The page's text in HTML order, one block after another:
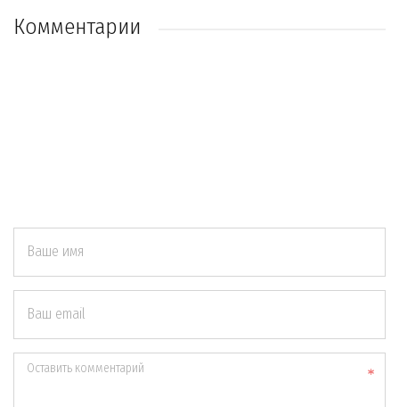
Комментарии
Ваше имя
Ваш email
Оставить комментарий